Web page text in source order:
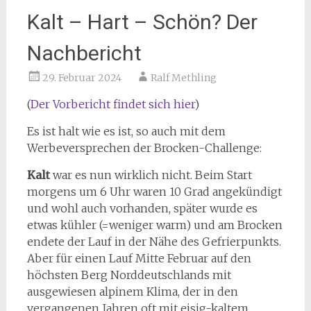
Kalt – Hart – Schön? Der
Nachbericht
29. Februar 2024 Ralf Methling
(Der Vorbericht findet sich hier)
Es ist halt wie es ist, so auch mit dem
Werbeversprechen der Brocken-Challenge:
Kaltwar es nun wirklich nicht. Beim Start
morgens um 6 Uhr waren 10 Grad angekündigt
und wohl auch vorhanden, später wurde es
etwas kühler (=weniger warm) und am Brocken
endete der Lauf in der Nähe des Gefrierpunkts.
Aber für einen Lauf Mitte Februar auf den
höchsten Berg Norddeutschlands mit
ausgewiesen alpinem Klima, der in den
vergangenen Jahren oft mit eisig-kaltem